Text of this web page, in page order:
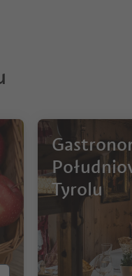
Tyrolu